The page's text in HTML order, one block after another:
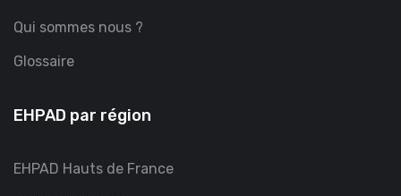
Qui sommes nous ?
Glossaire
EHPAD par région
EHPAD Hauts de France